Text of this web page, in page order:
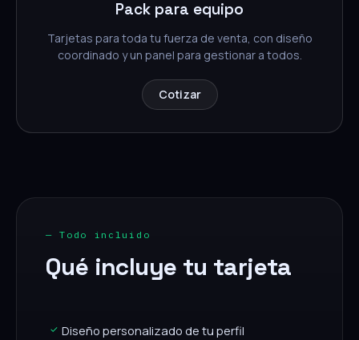
Pack para equipo
Tarjetas para toda tu fuerza de venta, con diseño
coordinado y un panel para gestionar a todos.
Cotizar
— Todo incluido
Qué incluye tu tarjeta
✓ Diseño personalizado de tu perfil